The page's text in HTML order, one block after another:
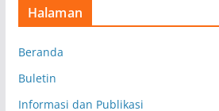
Halaman
Beranda
Buletin
Informasi dan Publikasi